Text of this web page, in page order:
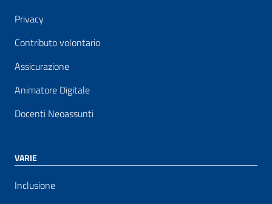
Privacy
Contributo volontario
Assicurazione
Animatore Digitale
Docenti Neoassunti
VARIE
Inclusione